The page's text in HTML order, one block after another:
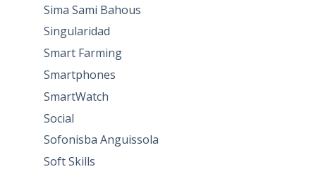
Sima Sami Bahous
Singularidad
Smart Farming
Smartphones
SmartWatch
Social
Sofonisba Anguissola
Soft Skills